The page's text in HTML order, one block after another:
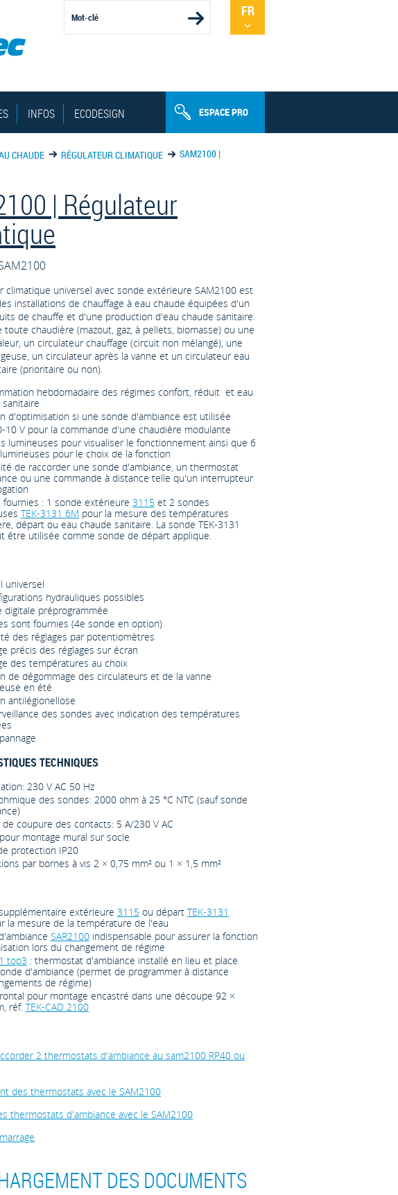
INFOS ECODESIGN ESPACE PRO
FR
NL
CHAUDE RÉGULATEUR CLIMATIQUE
SAM2100 |
| Régulateur
climatique universel avec sonde extérieure SAM2100 est
installations de chauffage à eau chaude équipées d'un
de chauffe et d'une production d'eau chaude sanitaire.
toute chaudière (mazout, gaz, à pellets, biomasse) ou une
un circulateur chauffage (circuit non mélangé), une
un circulateur après la vanne et un circulateur eau
(prioritaire ou non).
hebdomadaire des régimes confort, réduit et eau
d'optimisation si une sonde d'ambiance est utilisée
10 V pour la commande d'une chaudière modulante
lumineuses pour visualiser le fonctionnement ainsi que 6
pour le choix de la fonction
de raccorder une sonde d'ambiance, un thermostat
ou une commande à distance telle qu'un interrupteur
fournies : 1 sonde extérieure 3115 et 2 sondes
TEK-3131 6M pour la mesure des températures
départ ou eau chaude sanitaire. La sonde TEK-3131
être utilisée comme sonde de départ applique.
universel
hydrauliques possibles
digitale préprogrammée
sont fournies (4e sonde en option)
des réglages par potentiomètres
précis des réglages sur écran
des températures au choix
de dégommage des circulateurs et de la vanne
en été
antilégionellose
des sondes avec indication des températures
TECHNIQUES
230 V AC 50 Hz
des sondes: 2000 ohm à 25 °C NTC (sauf sonde
de coupure des contacts: 5 A/230 V AC
montage mural sur socle
protection IP20
par bornes à vis 2 × 0,75 mm² ou 1 × 1,5 mm²
extérieure 3115 ou départ TEK-3131
la mesure de la température de l'eau
SAR2100 indispensable pour assurer la fonction
lors du changement de régime
top3 : thermostat d'ambiance installé en lieu et place
d'ambiance (permet de programmer à distance
de régime)
pour montage encastré dans une découpe 92 ×
réf. TEK-CAD 2100
2 thermostats d'ambiance au sam2100 RP40 ou
des thermostats avec le SAM2100
thermostats d'ambiance avec le SAM2100
DES DOCUMENTS